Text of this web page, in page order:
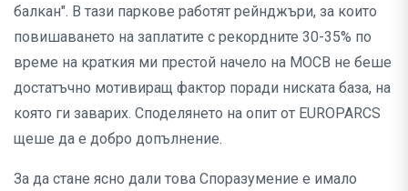
балкан". В тази паркове работят рейнджъри, за които
повишаването на заплатите с рекордните 30-35% по
време на краткия ми престой начело на МОСВ не беше
достатъчно мотивиращ фактор поради ниската база, на
която ги заварих. Споделянето на опит от EUROPARCS
щеше да е добро допълнение.
За да стане ясно дали това Споразумение е имало